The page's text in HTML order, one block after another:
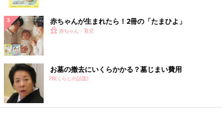
赤ちゃんが生まれたら！2冊の「たまひよ」
赤ちゃん・育児
お墓の撤去にいくらかかる？墓じまい費用
PR(くらしの話題)